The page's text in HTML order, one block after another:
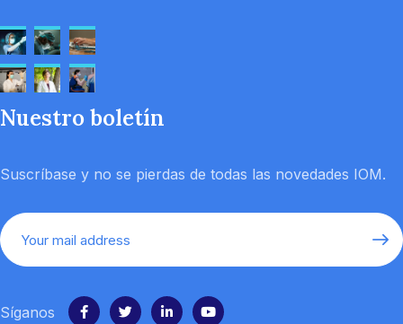
Nuestro boletín
Suscríbase y no se pierdas de todas las novedades IOM.
Síganos